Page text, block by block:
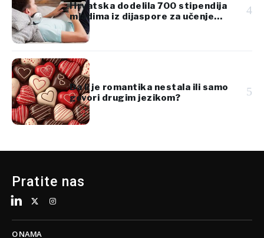
Hrvatska dodelila 700 stipendija
mladima iz dijaspore za učenje
hrvatskog jezika
4
Da li je romantika nestala ili samo
govori drugim jezikom?
5
Pratite nas
O NAMA